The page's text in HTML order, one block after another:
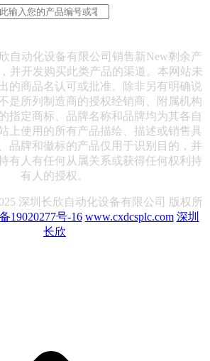
自动化设备有限公司销售新New剩余产
并开发购买此类产品的渠道。本网站未
的商品名认可或批准。除非另有明确说
是所列制造商的授权经销商、附属机构
指定商标、品牌名称和品牌均为其各自
上使用的所有产品描绘、描述或销售具
品牌和徽标的产品仅用于识别目的，并
有人有任何从属关系或获得任何权利持
有人的授权。
深圳长欣自动化设备有限公司 版权所
19020277号-16 www.cxdcsplc.com 深圳
长欣